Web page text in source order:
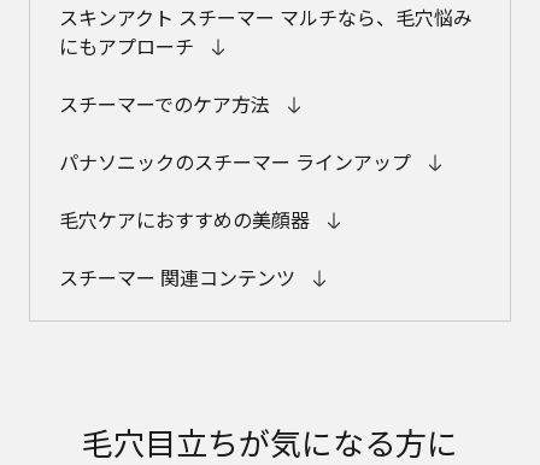
スキンアクト スチーマー マルチなら、毛穴悩み
にもアプローチ
スチーマーでのケア方法
パナソニックのスチーマー ラインアップ
毛穴ケアにおすすめの美顔器
スチーマー 関連コンテンツ
毛穴目立ちが気になる方に